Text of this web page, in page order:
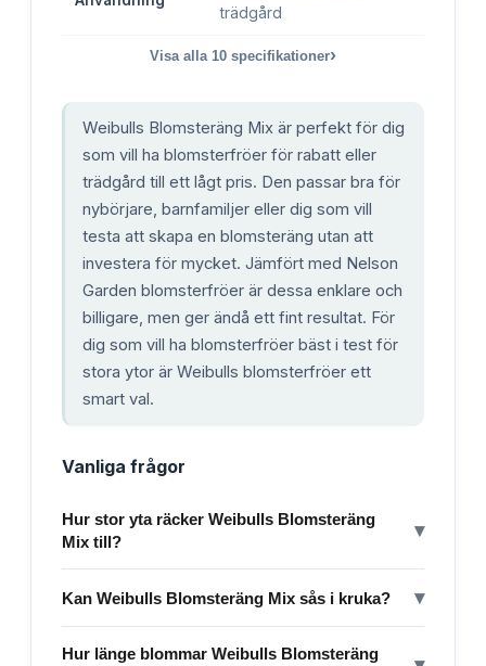
trädgård
Visa alla 10 specifikationer›
Weibulls Blomsteräng Mix är perfekt för dig
som vill ha blomsterfröer för rabatt eller
trädgård till ett lågt pris. Den passar bra för
nybörjare, barnfamiljer eller dig som vill
testa att skapa en blomsteräng utan att
investera för mycket. Jämfört med Nelson
Garden blomsterfröer är dessa enklare och
billigare, men ger ändå ett fint resultat. För
dig som vill ha blomsterfröer bäst i test för
stora ytor är Weibulls blomsterfröer ett
smart val.
Vanliga frågor
Hur stor yta räcker Weibulls Blomsteräng
Mix till?
▾
Kan Weibulls Blomsteräng Mix sås i kruka? ▾
Hur länge blommar Weibulls Blomsteräng